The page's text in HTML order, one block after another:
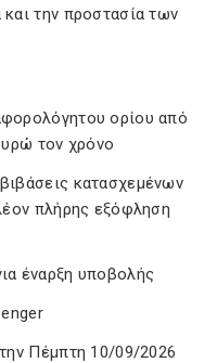
την προστασία των
ορίου από
τον χρόνο
κατασχεμένων
πλήρης εξόφληση
έναρξη υποβολής
Πέμπτη 10/09/2026